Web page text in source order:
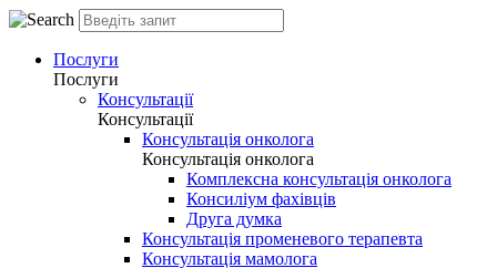
Послуги
Послуги
Консультації
Консультації
Консультація онколога
Консультація онколога
Комплексна консультація онколога
Консиліум фахівців
Друга думка
Консультація променевого терапевта
Консультація мамолога